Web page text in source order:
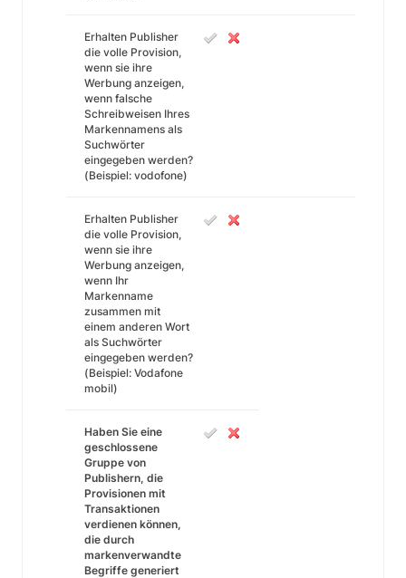
Erhalten Publisher
die volle Provision,
wenn sie ihre
Werbung anzeigen,
wenn falsche
Schreibweisen Ihres
Markennamens als
Suchwörter
eingegeben werden?
(Beispiel: vodofone)
Erhalten Publisher
die volle Provision,
wenn sie ihre
Werbung anzeigen,
wenn Ihr
Markenname
zusammen mit
einem anderen Wort
als Suchwörter
eingegeben werden?
(Beispiel: Vodafone
mobil)
Haben Sie eine
geschlossene
Gruppe von
Publishern, die
Provisionen mit
Transaktionen
verdienen können,
die durch
markenverwandte
Begriffe generiert